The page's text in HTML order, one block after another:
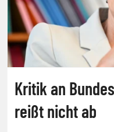
Kritik an
reißt nicht ab